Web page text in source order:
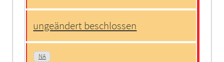
ungeändert beschlossen
NA